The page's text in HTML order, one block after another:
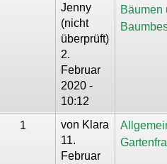
Jenny
(nicht
überprüft)
2.
Februar
2020 -
10:12
Bäumen
1 von Klara
11.
Februar